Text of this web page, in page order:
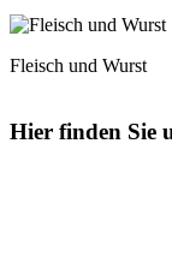
Fleisch und Wurst
Hier finden Sie